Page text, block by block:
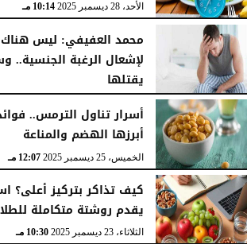
الأحد، 28 ديسمبر 2025 10:14 مـ
محمد العفيفي: ليس
لإشعال الرغبة الجنسية..
يقتلها
الجمعة، 26 ديسمبر 2025
أسرار تناول الترمس..
أبرزها الهضم والمناعة
الخميس، 25 ديسمبر 2025 12:07 مـ
كيف تذاكر بتركيز أعلى؟
يقدم روشتة متكاملة
الثلاثاء، 23 ديسمبر 2025 10:30 مـ